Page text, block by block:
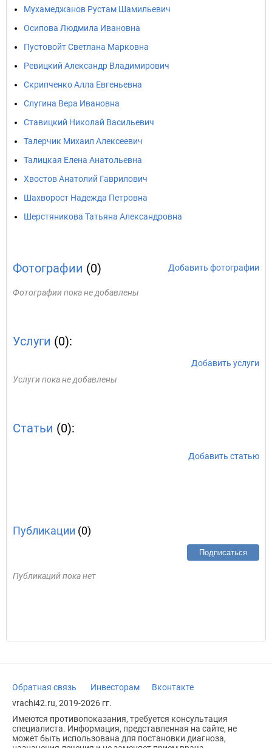
Мухамеджанов Рустам Шамильевич
Осипова Людмила Ивановна
Пустовойт Светлана Марковна
Ревицкий Александр Владимирович
Скрипченко Алла Евгеньевна
Слугина Вера Ивановна
Ставицкий Николай Васильевич
Талерчик Михаил Алексеевич
Талицкая Елена Анатольевна
Хвостов Анатолий Гаврилович
Шахворост Надежда Петровна
Шерстяникова Татьяна Александровна
Фотографии (0) Добавить фотографии
Фотографии пока не добавлены
Услуги (0):
Добавить услуги
Услуги пока не добавлены
Статьи (0):
Добавить статью
Публикации (0)
Подписаться
Публикаций пока нет
Обратная связь Инвесторам
Вконтакте
vrachi42.ru, 2019-2026 гг.
Имеются противопоказания, требуется консультация
специалиста. Информация, представленная на сайте, не
может быть использована для постановки диагноза,